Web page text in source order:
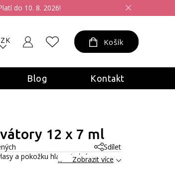
do 10. 8. 2026!
Košík
Blog Kontakt
12 x 7 ml
Sdílet
a pokožku hlavy. Jedná se o
... Zobrazit více